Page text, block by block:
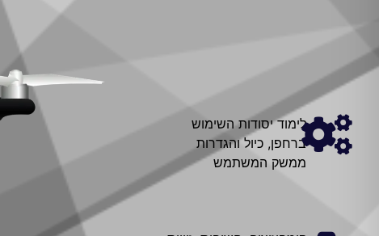
לימוד יסודות השימוש
ברחפן, כיול והגדרות
ממשק המשתמש